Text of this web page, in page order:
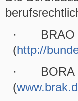
· BRAO
(http://
· BORA
(